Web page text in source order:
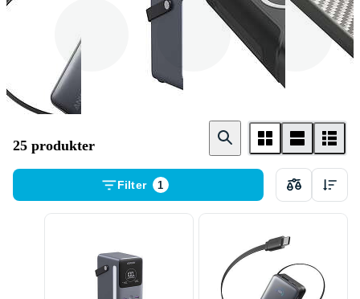
Ugreen Sandberg
25 produkter
Filter 1